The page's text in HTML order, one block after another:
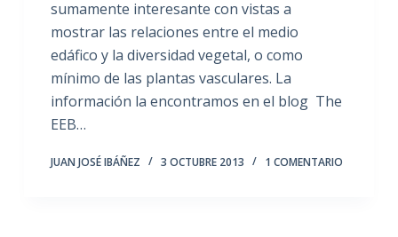
sumamente interesante con vistas a
mostrar las relaciones entre el medio
edáfico y la diversidad vegetal, o como
mínimo de las plantas vasculares. La
información la encontramos en el blog The
EEB…
JUAN JOSÉ IBÁÑEZ 3 OCTUBRE 2013 1 COMENTARIO